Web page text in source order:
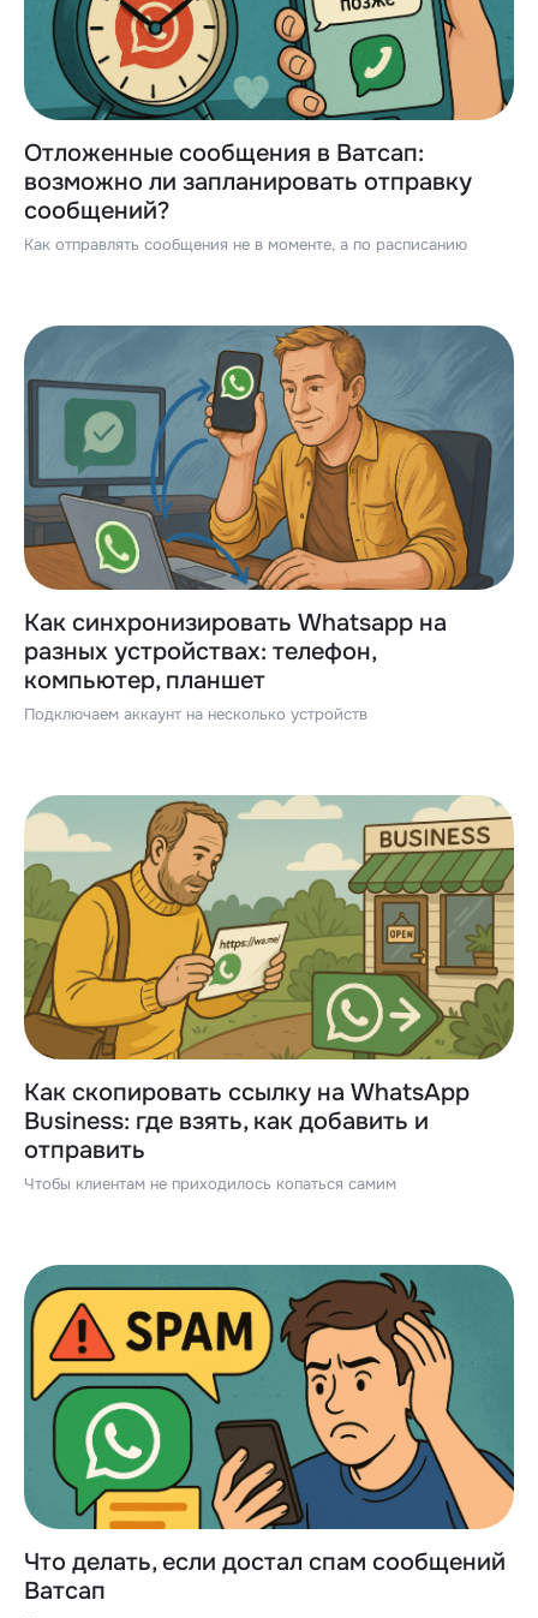
Отложенные сообщения в Ватсап:
возможно ли запланировать отправку
сообщений?
Как отправлять сообщения не в моменте, а по расписанию
Как синхронизировать Whatsapp на
разных устройствах: телефон,
компьютер, планшет
Подключаем аккаунт на несколько устройств
Как скопировать ссылку на WhatsApp
Business: где взять, как добавить и
отправить
Чтобы клиентам не приходилось копаться самим
Что делать, если достал спам сообщений
Ватсап